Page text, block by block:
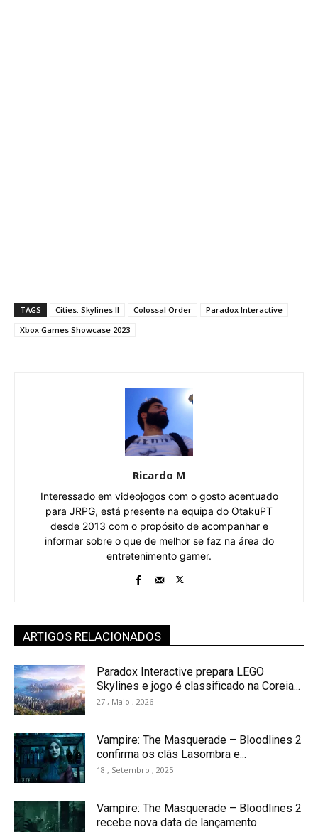
TAGS Cities: Skylines II Colossal Order
Paradox Interactive
Xbox Games Showcase 2023
Ricardo M
Interessado em videojogos com o gosto acentuado
para JRPG, está presente na equipa do OtakuPT
desde 2013 com o propósito de acompanhar e
informar sobre o que de melhor se faz na área do
entretenimento gamer.
ARTIGOS RELACIONADOS
Paradox Interactive prepara LEGO
Skylines e jogo é classificado na Coreia...
27 , Maio , 2026
Vampire: The Masquerade – Bloodlines 2
confirma os clãs Lasombra e...
18 , Setembro , 2025
Vampire: The Masquerade – Bloodlines 2
recebe nova data de lançamento